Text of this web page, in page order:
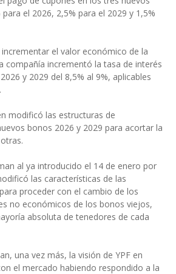
el 2026, 2,5% para el 2029 y 1,5%
el valor económico de la
compañía incrementó la tasa de interés
y 2029 del 8,5% al 9%, aplicables
modificó las estructuras de
bonos 2026 y 2029 para acortar la
al ya introducido el 14 de enero por
las características de las
proceder con el cambio de los
no económicos de los bonos viejos,
absoluta de tenedores de cada
una vez más, la visión de YPF en
el mercado habiendo respondido a la